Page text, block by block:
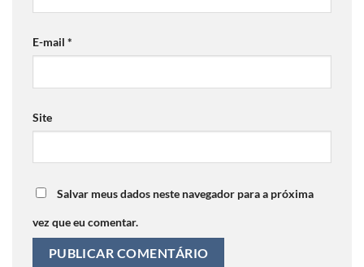
E-mail *
Site
Salvar meus dados neste navegador para a próxima
vez que eu comentar.